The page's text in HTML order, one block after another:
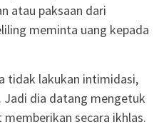
atau paksaan dari
meminta uang kepada
tidak lakukan intimidasi,
Jadi dia datang mengetuk
secara ikhlas.